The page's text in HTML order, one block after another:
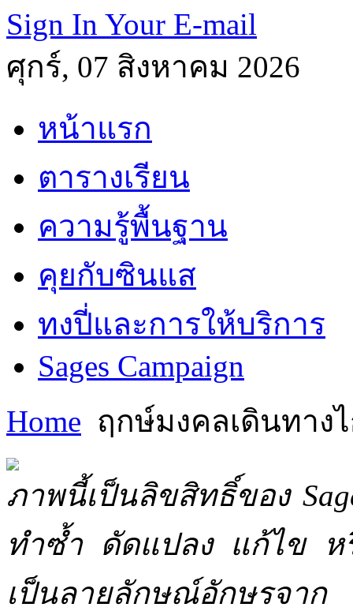
Sign In Your E-mail
ศุกร์, 07 สิงหาคม 2026
หน้าแรก
ตารางเรียน
ความรู้พื้นฐาน
คุยกับซินแส
ทงปี่และการให้บริการ
Sages Campaign
Home ฤกษ์มงคลเดินทาง
ภาพนี้เป็นลิขสิทธิ์ของ
ทำซ้ำ ดัดแปลง แก้ไข ห
เป็นลายลักษณ์อักษรจาก